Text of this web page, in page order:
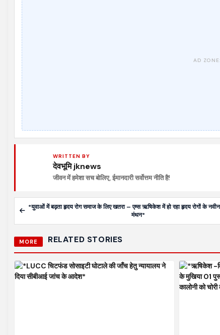
WRITTEN BY
देवभूमि jknews
जीवन में हमेशा सच बोलिए, ईमानदारी सर्वोत्तम नीति है!
*युवाओं में बढ़ता हृदय रोग समाज के लिए खतरा – एम्स ऋषिकेश में हो रहा हृदय रोगों के
मंथन*
MORE RELATED STORIES